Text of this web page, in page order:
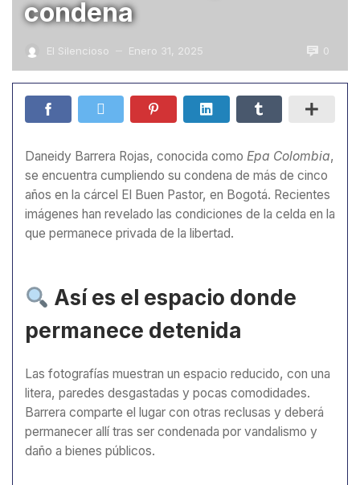
condena
El Silencioso — Enero 31, 2025 0
Daneidy Barrera Rojas, conocida como Epa Colombia,
se encuentra cumpliendo su condena de más de cinco
años en la cárcel El Buen Pastor, en Bogotá. Recientes
imágenes han revelado las condiciones de la celda en la
que permanece privada de la libertad.
Así es el espacio donde
permanece detenida
Las fotografías muestran un espacio reducido, con una
litera, paredes desgastadas y pocas comodidades.
Barrera comparte el lugar con otras reclusas y deberá
permanecer allí tras ser condenada por vandalismo y
daño a bienes públicos.